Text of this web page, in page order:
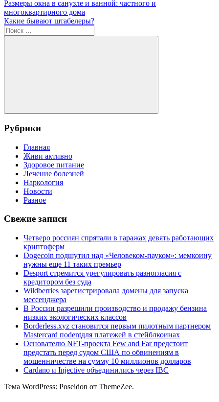
Навигация
по
записям
Предыдущая
запись:
Размеры окна в санузле и ванной: частного и
многоквартирного дома
Следующая
запись:
Какие бывают штабелеры?
Поиск
для:
Поиск
Рубрики
Главная
Живи активно
Здоровое питание
Лечение болезней
Наркология
Новости
Разное
Свежие записи
Четверо россиян спрятали в гаражах девять работающих
криптоферм
Dogecoin подшутил над «Человеком-пауком»: мемкоину
нужны еще 11 таких премьер
Desport стремится урегулировать разногласия с
кредитором без суда
Wildberries зарегистрировала домены для запуска
мессенджера
В России разрешили производство и продажу бензина
низких экологических классов
Borderless.xyz становится первым пилотным партнером
Mastercard поdentдля платежей в стейблкоинах
Основателю NFT-проекта Few and Far предстоит
предстать перед судом США по обвинениям в
мошенничестве на сумму 10 миллионов долларов
Cardano и Injective объединились через IBC
Тема WordPress: Poseidon от ThemeZee.